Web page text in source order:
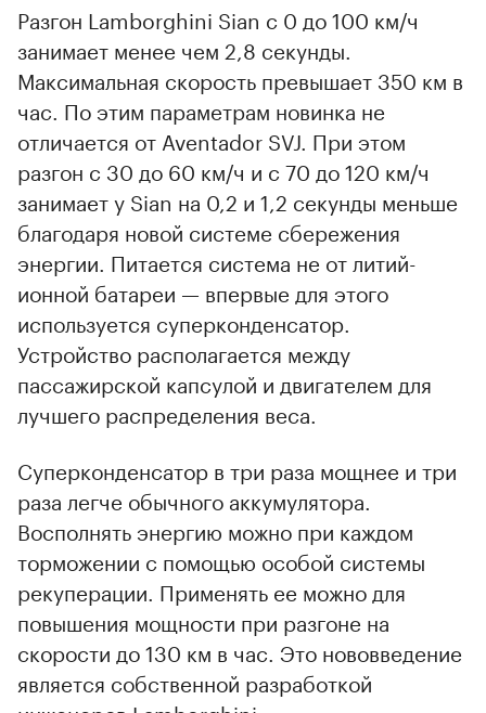
Разгон Lamborghini Sian с 0 до 100 км/ч
занимает менее чем 2,8 секунды.
Максимальная скорость превышает 350 км в
час. По этим параметрам новинка не
отличается от Aventador SVJ. При этом
разгон с 30 до 60 км/ч и с 70 до 120 км/ч
занимает у Sian на 0,2 и 1,2 секунды меньше
благодаря новой системе сбережения
энергии. Питается система не от литий-
ионной батареи — впервые для этого
используется суперконденсатор.
Устройство располагается между
пассажирской капсулой и двигателем для
лучшего распределения веса.
Суперконденсатор в три раза мощнее и три
раза легче обычного аккумулятора.
Восполнять энергию можно при каждом
торможении с помощью особой системы
рекуперации. Применять ее можно для
повышения мощности при разгоне на
скорости до 130 км в час. Это нововведение
является собственной разработкой